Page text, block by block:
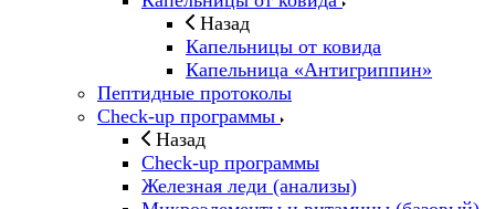
Назад
Капельницы от ковида
Капельница «Антигриппин»
Пептидные протоколы
Check-up программы
Назад
Check-up программы
Железная леди (анализы)